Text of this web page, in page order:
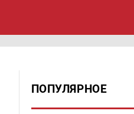
ПОПУЛЯРНОЕ